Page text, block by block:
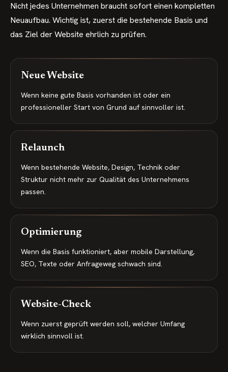
Nicht jedes Unternehmen braucht sofort einen kompletten
Neuaufbau. Wichtig ist, zuerst die bestehende Basis und
das Ziel der Website ehrlich zu prüfen.
Neue Website
Wenn keine gute Basis vorhanden ist oder ein
professioneller Start von Grund auf sinnvoller ist.
Relaunch
Wenn bestehende Website, Design, Technik oder
Struktur nicht mehr zur Qualität des Unternehmens
passen.
Optimierung
Wenn die Basis funktioniert, aber mobile Darstellung,
SEO, Texte oder Anfrageweg schwach sind.
Website-Check
Wenn zuerst geprüft werden soll, welcher Umfang
wirklich sinnvoll ist.